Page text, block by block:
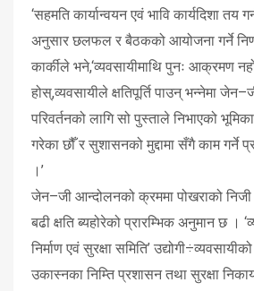
‘सहमति कार्यान्वयन एवं भावि कार्यदिशा तय
अनुसार छलफल र बैठकको आयोजना गर्ने
कार्कीले भने,‘व्यवसायीमाथि पुनः आक्रमण
होस्,व्यवसायीले क्षतिपूर्ति पाउन् भन्नेमा
परिवर्तनको लागि सो पुस्ताले निभाएको
गरेका छौँ र सुशासनको मुद्दामा सँगै काम गर्ने
।’
जेन–जी आन्दोलनको क्रममा पोखराको निजी
बढी क्षति ब्यहोरेको प्रारम्भिक अनुमान छ ।
निर्माण एवं सुरक्षा समिति’
उकास्नका निम्ति प्रशासन तथा सुरक्षा